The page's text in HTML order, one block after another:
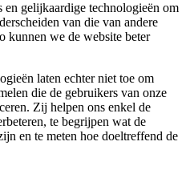
gelijkaardige technologieën om
van die van andere
kunnen we de website beter
laten echter niet toe om
die de gebruikers van onze
Zij helpen ons enkel de
te begrijpen wat de
en te meten hoe doeltreffend de